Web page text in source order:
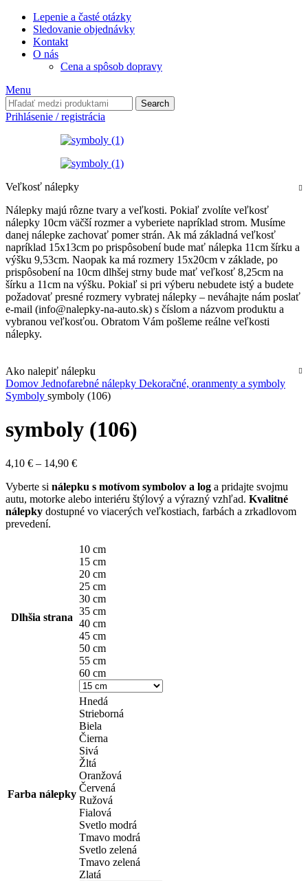
Lepenie a časté otázky
Sledovanie objednávky
Kontakt
O nás
Cena a spôsob dopravy
Menu
Search
Prihlásenie / registrácia
Veľkosť nálepky
Nálepky majú rôzne tvary a veľkosti. Pokiaľ zvolíte veľkosť
nálepky 10cm väčší rozmer a vyberiete napríklad strom. Musíme
danej nálepke zachovať pomer strán. Ak má základná veľkosť
napríklad 15x13cm po prispôsobení bude mať nálepka 11cm šírku a
výšku 9,53cm. Naopak ka má rozmery 15x20cm v základe, po
prispôsobení na 10cm dlhšej strny bude mať veľkosť 8,25cm na
šírku a 11cm na výšku. Pokiaľ si pri výberu nebudete istý a budete
požadovať presné rozmery vybratej nálepky – neváhajte nám poslať
e-mail (info@nalepky-na-auto.sk) s číslom a názvom produktu a
vybranou veľkosťou. Obratom Vám pošleme reálne veľkosti
nálepky.
Ako nalepiť nálepku
Domov Jednofarebné nálepky Dekoračné, oranmenty a symboly
Symboly symboly (106)
symboly (106)
4,10 € – 14,90 €Price
4,10 €
through
14,90 €
Vyberte si nálepku s motívom symbolov a log a pridajte svojmu
autu, motorke alebo interiéru štýlový a výrazný vzhľad. Kvalitné
nálepky dostupné vo viacerých veľkostiach, farbách a zrkadlovom
prevedení.
Dlhšia strana
10 cm
15 cm
20 cm
25 cm
30 cm
35 cm
40 cm
45 cm
50 cm
55 cm
60 cm
Farba nálepky
Hnedá
Strieborná
Biela
Čierna
Sivá
Žltá
Oranžová
Červená
Ružová
Fialová
Svetlo modrá
Tmavo modrá
Svetlo zelená
Tmavo zelená
Zlatá